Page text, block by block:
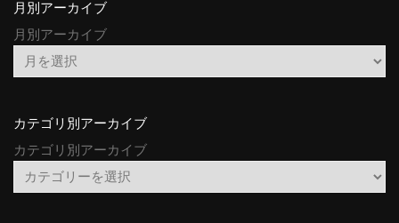
月別アーカイブ
月別アーカイブ
カテゴリ別アーカイブ
カテゴリ別アーカイブ